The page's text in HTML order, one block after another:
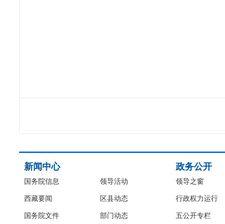
新闻中心
国务院信息
西藏要闻
国务院文件
领导活动
区县动态
部门动态
政务公开
领导之窗
行政权力运行
五公开专栏